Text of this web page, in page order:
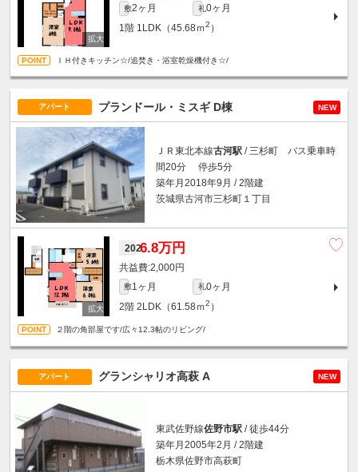
敷2ヶ月 礼0ヶ月
1階 1LDK（45.68ｍ2 ）
ＩＨ付きキッチン☆/追焚き・浴室乾燥機付き☆/
アパート プランドール・ミスギ D棟 NEW
ＪＲ東北本線古河駅 / 三杉町 バス乗車時
間20分 停歩5分
築年月2018年9月 / 2階建
茨城県古河市三杉町１丁目
2026.8万円
2,000円
敷1ヶ月 礼0ヶ月
2階 2LDK（61.58ｍ2 ）
２階の角部屋です/広々12.3帖のリビング/
アパート グランシャリオ高萩 A NEW
東武佐野線佐野市駅 / 徒歩44分
築年月2005年2月 / 2階建
栃木県佐野市高萩町